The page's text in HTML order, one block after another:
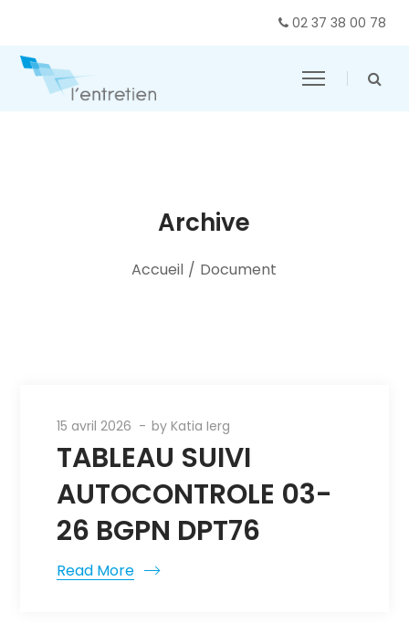
02 37 38 00 78
Archive
Accueil / Document
15 avril 2026 byKatia Ierg
TABLEAU SUIVI
AUTOCONTROLE 03-
26 BGPN DPT76
Read More